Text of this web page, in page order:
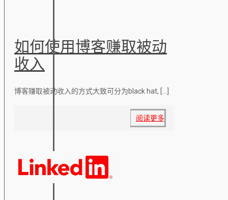
如何使用博客赚取被动
收入
博客赚取被动收入的方式大致可分为black hat,
阅读更多